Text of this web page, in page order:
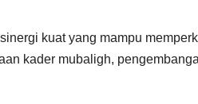
kuat yang mampu
kader mubaligh,